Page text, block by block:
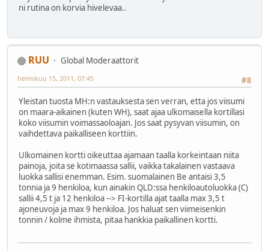
ni rutina on korvia hivelevaa..
RUU
Global Moderaattorit
#8
helmikuu 15, 2011, 07:45
Yleistan tuosta MH:n vastauksesta sen verran, etta jos viisumi
on maara-aikainen (kuten WH), saat ajaa ulkomaisella kortillasi
koko viisumin voimassaoloajan. Jos saat pysyvan viisumin, on
vaihdettava paikalliseen korttiin.
Ulkomainen kortti oikeuttaa ajamaan taalla korkeintaan niita
painoja, joita se kotimaassa sallii, vaikka takalainen vastaava
luokka sallisi enemman. Esim. suomalainen Be antaisi 3,5
tonnia ja 9 henkiloa, kun ainakin QLD:ssa henkiloautoluokka (C)
sallii 4,5 t ja 12 henkiloa --> FI-kortilla ajat taalla max 3,5 t
ajoneuvoja ja max 9 henkiloa. Jos haluat sen viimeisenkin
tonnin / kolme ihmista, pitaa hankkia paikallinen kortti.